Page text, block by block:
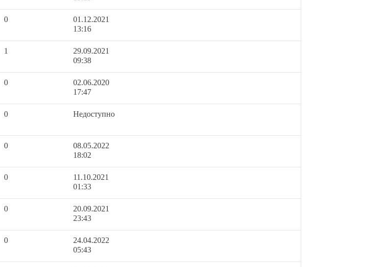
0
01.12.2021
13:16
1
29.09.2021
09:38
0
02.06.2020
17:47
0 Недоступно
0
08.05.2022
18:02
0
11.10.2021
01:33
0
20.09.2021
23:43
0
24.04.2022
05:43